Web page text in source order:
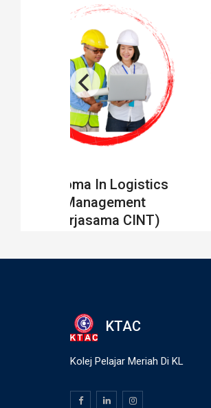
Diploma In Logistics
Management
(Kerjasama CINT)
KTAC
Kolej Pelajar Meriah Di KL